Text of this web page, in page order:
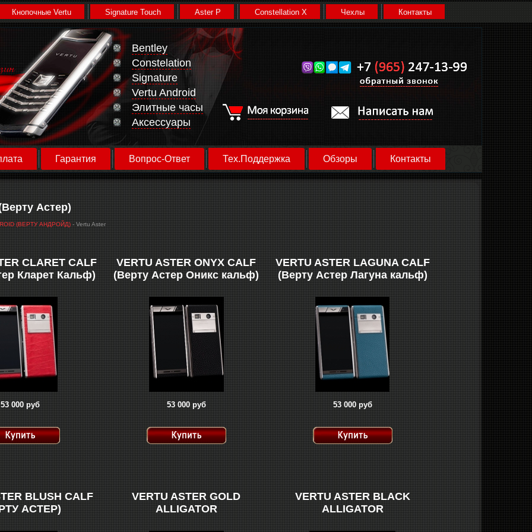
Кнопочные Vertu Signature Touch Aster P Constellation X Чехлы Контакты
Bentley
Constelation
Signature
Vertu Android
Элитные часы
Аксессуары
Гарантия Вопрос-Ответ Тех.Поддержка Обзоры Контакты
Астер)
(ВЕРТУ АНДРОЙД) - Vertu Aster
CLARET CALF
Кларет Кальф)
53 000 руб
VERTU ASTER ONYX CALF
(Верту Астер Оникс кальф)
53 000 руб
VERTU ASTER LAGUNA CALF
(Верту Астер Лагуна кальф)
53 000 руб
BLUSH CALF
АСТЕР)
VERTU ASTER GOLD
ALLIGATOR
VERTU ASTER BLACK
ALLIGATOR